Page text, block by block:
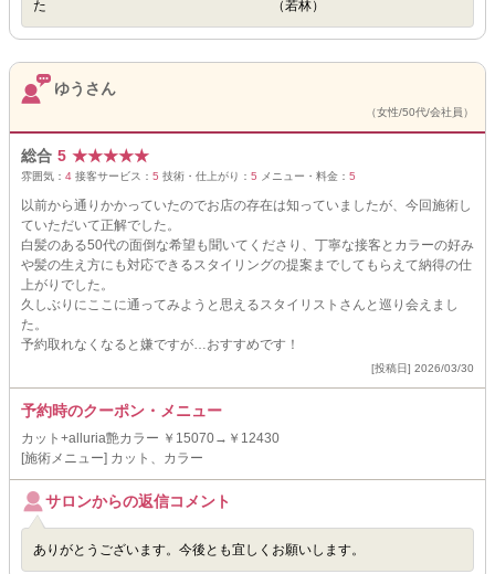
た （若林）
ゆうさん
（女性/50代/会社員）
総合 5 ★★★★★
雰囲気： 4 接客サービス： 5 技術・仕上がり： 5 メニュー・料金： 5
以前から通りかかっていたのでお店の存在は知っていましたが、今回施術し
ていただいて正解でした。
白髪のある50代の面倒な希望も聞いてくださり、丁寧な接客とカラーの好み
や髪の生え方にも対応できるスタイリングの提案までしてもらえて納得の仕
上がりでした。
久しぶりにここに通ってみようと思えるスタイリストさんと巡り会えまし
た。
予約取れなくなると嫌ですが…おすすめです！
[投稿日] 2026/03/30
予約時のクーポン・メニュー
カット+alluria艶カラー ￥15070→￥12430
[施術メニュー] カット、カラー
サロンからの返信コメント
ありがとうございます。今後とも宜しくお願いします。